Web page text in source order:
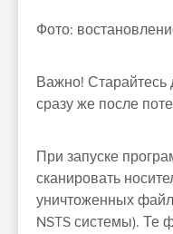
Фото:
Важно! Старайтесь
сразу же после
При запуске
сканировать
уничтоженных
NSTS системы). Те